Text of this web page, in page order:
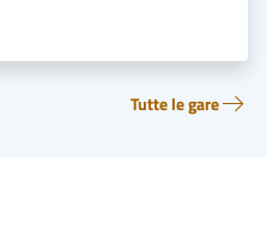
Tutte le gare